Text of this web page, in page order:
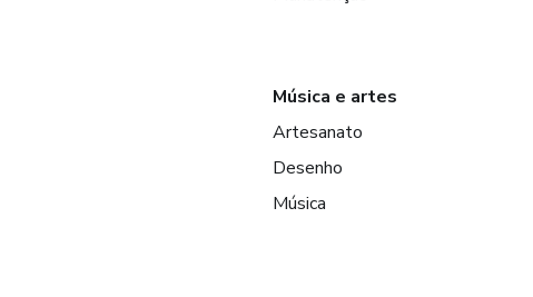
Música e artes
Artesanato
Desenho
Música